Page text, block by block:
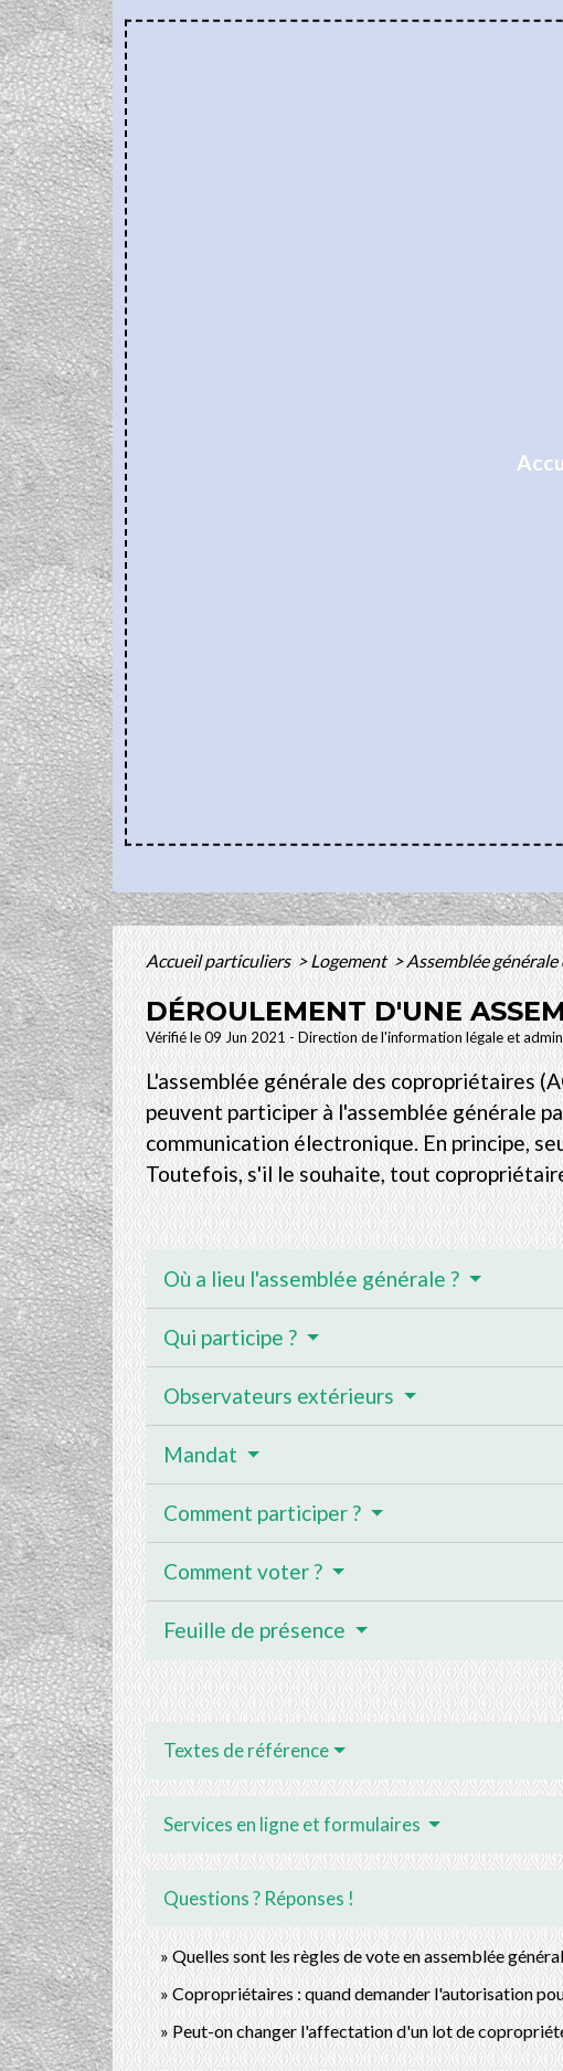
Accueil particuliers> Logement> Assemblée
DÉROULEMENT D'UNE
Vérifié le 09 Jun 2021 - Direction de l'information légale et
L'assemblée générale des copropriétaires
peuvent participer à l'assemblée générale
communication électronique. En principe,
Toutefois, s'il le souhaite, tout
Où a lieu l'assemblée générale ?
Qui participe ?
Observateurs extérieurs
Mandat
Comment participer ?
Comment voter ?
Feuille de présence
Textes de référence
Services en ligne et formulaires
Questions ? Réponses !
Quelles sont les règles de vote en assemblée
Copropriétaires : quand demander l'autorisation
Peut-on changer l'affectation d'un lot de